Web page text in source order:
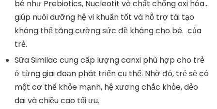
bé như Prebiotics, Nucleotit và chất chống oxi hóa…
giúp nuôi dưỡng hệ vi khuẩn tốt và hỗ trợ tái tạo
kháng thể tăng cường sức đề kháng cho bé. của
trẻ.
Sữa Similac cung cấp lượng canxi phù hợp cho trẻ
ở từng giai đoạn phát triển cụ thể. Nhờ đó, trẻ sẽ có
một cơ thể khỏe mạnh, hệ xương chắc khỏe, dẻo
dai và chiều cao tối ưu.